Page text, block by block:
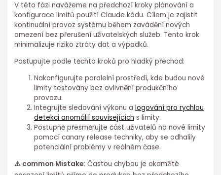
V této fázi navážeme na předchozí kroky plánování a
konfigurace limitů ⁤použití Claude kódu. ⁢Cílem je zajistit
kontinuální provoz systému během zavádění nových
omezení bez přerušení uživatelských služeb. Tento krok
minimalizuje riziko ztráty dat a výpadků.
Postupujte podle těchto kroků pro hladký přechod:
Nakonfigurujte paralelní prostředí, kde budou nové
limity testovány bez ovlivnění produkčního
provozu.
Integrujte sledování výkonu alogování pro rychlou
detekci anomálií souvisejících s limity.
Postupně přesměrujte část uživatelů na nové limity
pomocí canary release techniky, aby se odhalily
potenciální problémy v reálném čase.
⚠️ common Mistake: Častou chybou je ⁢okamžité